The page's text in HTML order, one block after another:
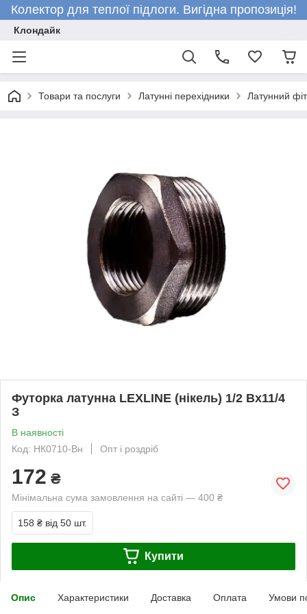
Колектор для теплої підлоги. Вигідна пропозиція!
Клондайк
Товари та послуги Латунні перехідники Латунний
Футорка латунна LEXLINE (нікель) 1/2 Вх11/4
З
В наявності
Код: НК0710-Вн
Опт і роздріб
172 ₴
Мінімальна сума замовлення на сайті — 400 ₴
158 ₴ від 50 шт.
Купити
Опис Характеристики Доставка Оплата Умови